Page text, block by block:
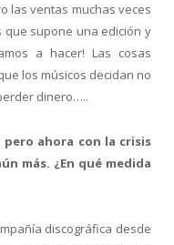
las ventas muchas veces
supone una edición y
a hacer! Las cosas
los músicos decidan no
dinero…..
ahora con la crisis
más. ¿En qué medida
discográfica desde